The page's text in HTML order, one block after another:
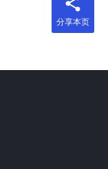
分享本页